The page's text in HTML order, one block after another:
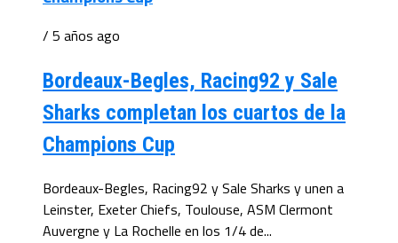
/ 5 años ago
Bordeaux-Begles, Racing92 y Sale
Sharks completan los cuartos de la
Champions Cup
Bordeaux-Begles, Racing92 y Sale Sharks y unen a
Leinster, Exeter Chiefs, Toulouse, ASM Clermont
Auvergne y La Rochelle en los 1/4 de...